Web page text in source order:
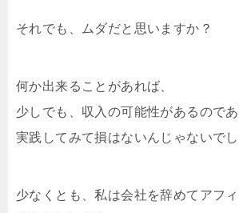
それでも、ムダだと思いますか？
何か出来ることがあれば、
少しでも、収入の可能性があるのであ
実践してみて損はないんじゃないで
少なくとも、私は会社を辞めてアフ